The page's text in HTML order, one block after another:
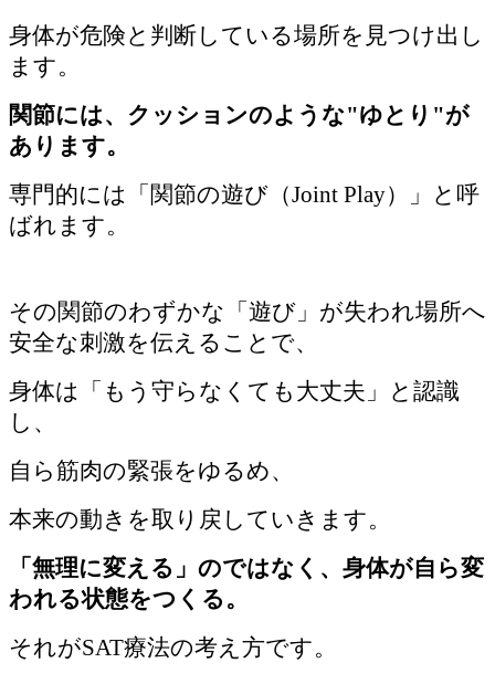
身体が危険と判断している場所を見つけ出し
ます。
関節には、クッションのような"ゆとり"が
あります。
専門的には「関節の遊び（Joint Play）」と呼
ばれます。
その関節のわずかな「遊び」が失われ場所へ
安全な刺激を伝えることで、
身体は「もう守らなくても大丈夫」と認識
し、
自ら筋肉の緊張をゆるめ、
本来の動きを取り戻していきます。
「無理に変える」のではなく、身体が自ら変
われる状態をつくる。
それがSAT療法の考え方です。